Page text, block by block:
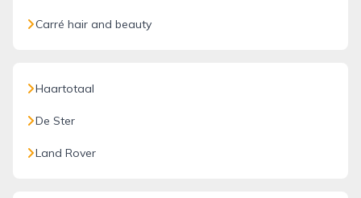
Carré hair and beauty
Haartotaal
De Ster
Land Rover